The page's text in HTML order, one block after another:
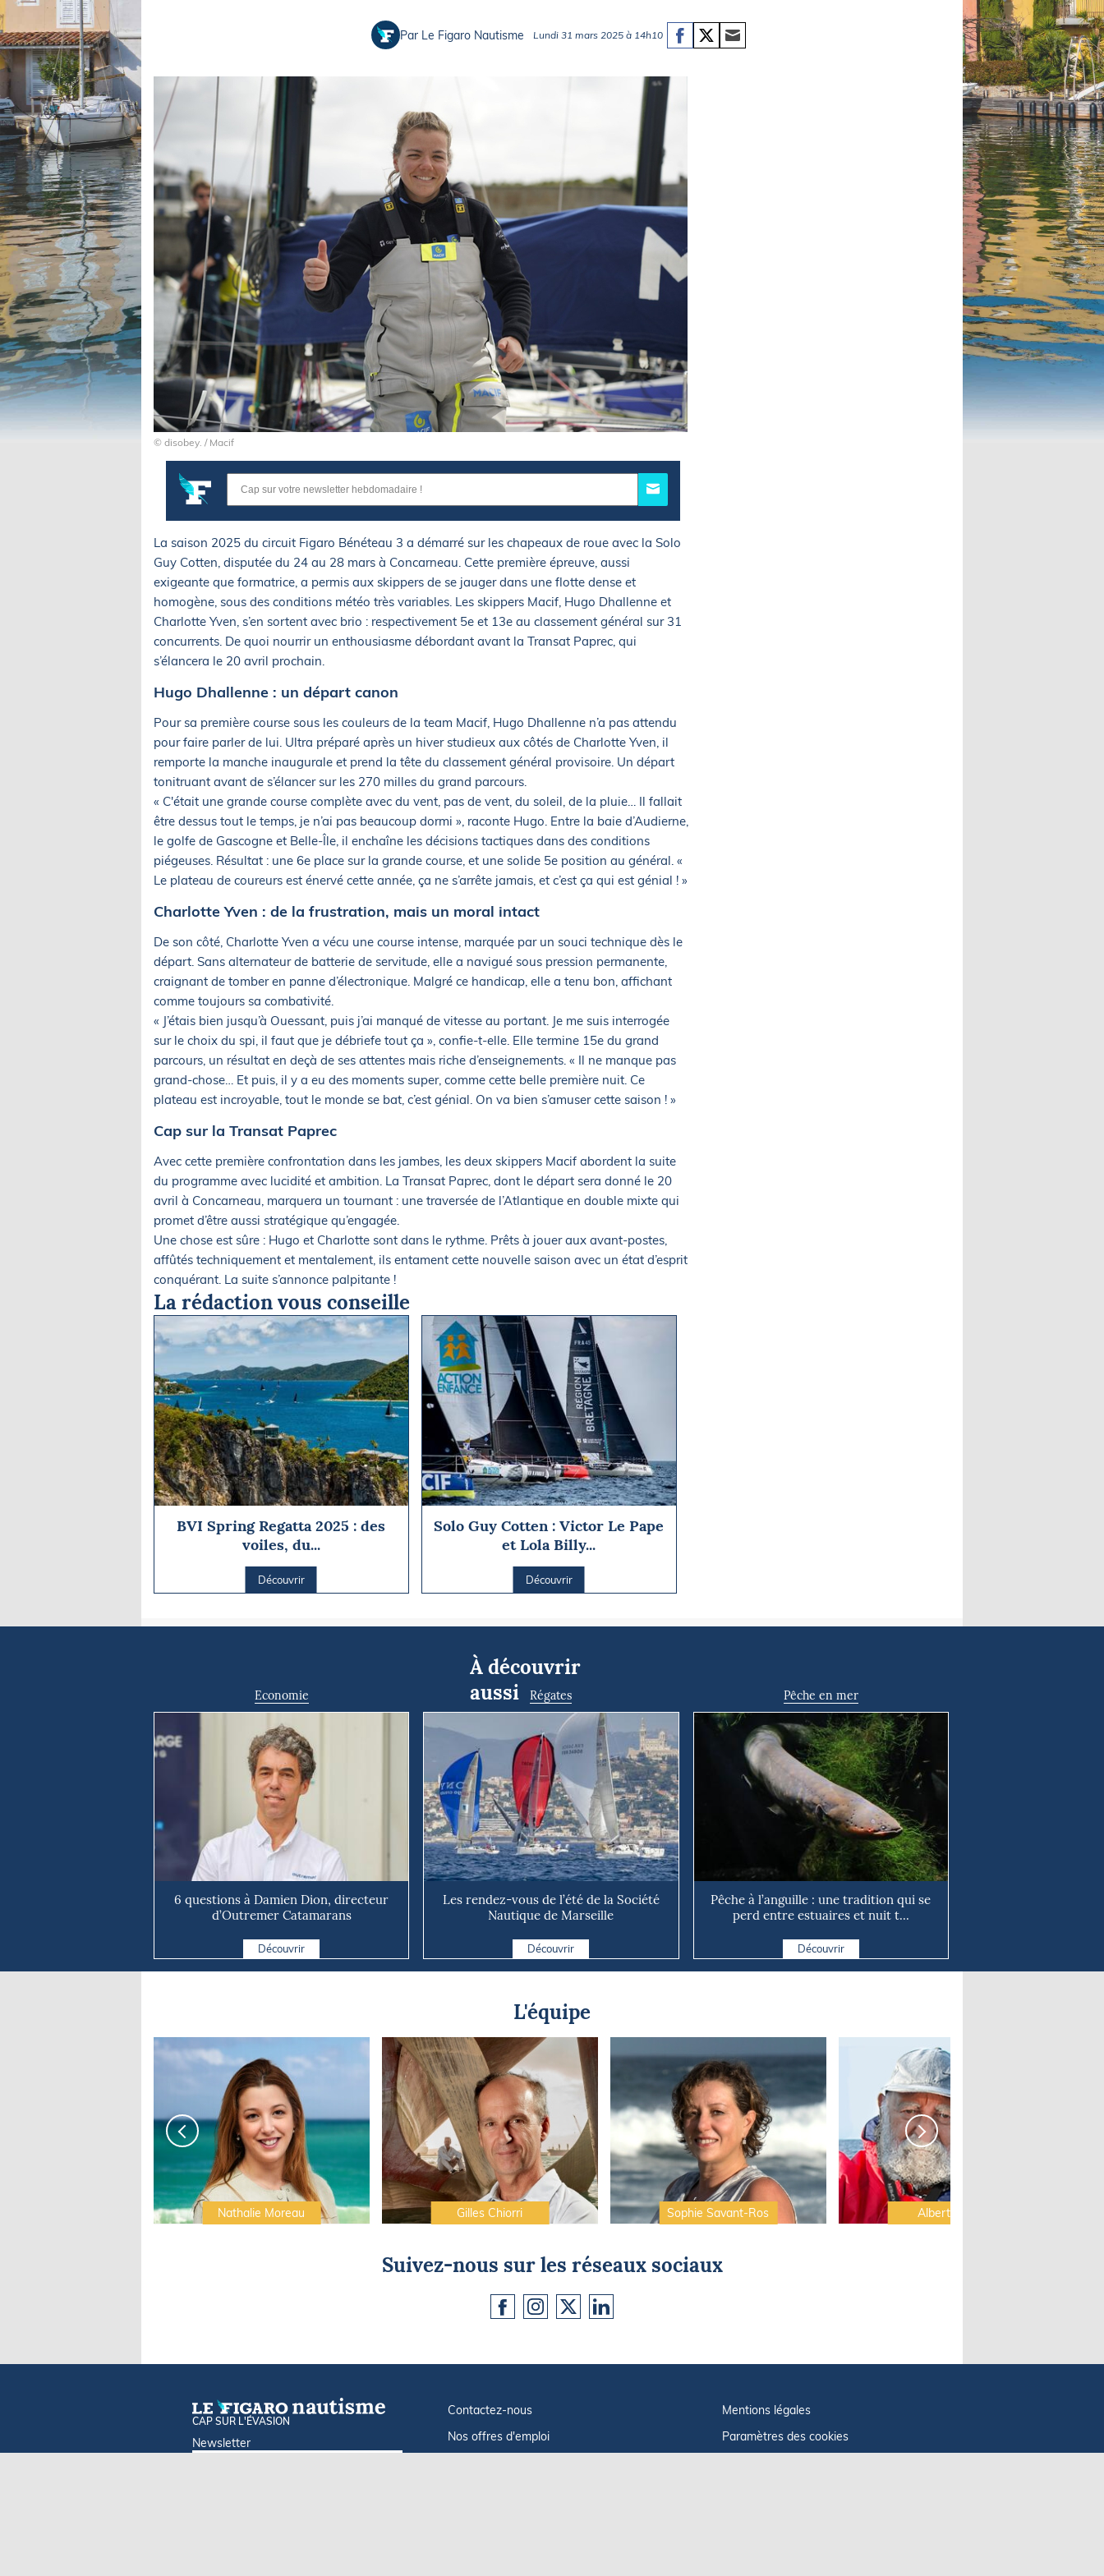
Yachting
LOISIRS
Pêche en mer
Par Le Figaro Nautisme Lundi 31 mars 2025 à 14h10
© disobey. / Macif
La saison 2025 du circuit Figaro Bénéteau 3 a démarré sur les chapeaux de roue avec la Solo
Guy Cotten, disputée du 24 au 28 mars à Concarneau. Cette première épreuve, aussi
exigeante que formatrice, a permis aux skippers de se jauger dans une flotte dense et
homogène, sous des conditions météo très variables. Les skippers Macif, Hugo Dhallenne et
Charlotte Yven, s’en sortent avec brio : respectivement 5e et 13e au classement général sur 31
concurrents. De quoi nourrir un enthousiasme débordant avant la Transat Paprec, qui
s’élancera le 20 avril prochain.
Hugo Dhallenne : un départ canon
Pour sa première course sous les couleurs de la team Macif, Hugo Dhallenne n’a pas attendu
pour faire parler de lui. Ultra préparé après un hiver studieux aux côtés de Charlotte Yven, il
remporte la manche inaugurale et prend la tête du classement général provisoire. Un départ
tonitruant avant de s’élancer sur les 270 milles du grand parcours.
« C'était une grande course complète avec du vent, pas de vent, du soleil, de la pluie… Il fallait
être dessus tout le temps, je n’ai pas beaucoup dormi », raconte Hugo. Entre la baie d’Audierne,
le golfe de Gascogne et Belle-Île, il enchaîne les décisions tactiques dans des conditions
piégeuses. Résultat : une 6e place sur la grande course, et une solide 5e position au général. «
Le plateau de coureurs est énervé cette année, ça ne s’arrête jamais, et c’est ça qui est génial ! »
Charlotte Yven : de la frustration, mais un moral intact
De son côté, Charlotte Yven a vécu une course intense, marquée par un souci technique dès le
départ. Sans alternateur de batterie de servitude, elle a navigué sous pression permanente,
craignant de tomber en panne d’électronique. Malgré ce handicap, elle a tenu bon, affichant
comme toujours sa combativité.
« J’étais bien jusqu’à Ouessant, puis j’ai manqué de vitesse au portant. Je me suis interrogée
sur le choix du spi, il faut que je débriefe tout ça », confie-t-elle. Elle termine 15e du grand
parcours, un résultat en deçà de ses attentes mais riche d’enseignements. « Il ne manque pas
grand-chose… Et puis, il y a eu des moments super, comme cette belle première nuit. Ce
plateau est incroyable, tout le monde se bat, c’est génial. On va bien s’amuser cette saison ! »
Cap sur la Transat Paprec
Avec cette première confrontation dans les jambes, les deux skippers Macif abordent la suite
du programme avec lucidité et ambition. La Transat Paprec, dont le départ sera donné le 20
avril à Concarneau, marquera un tournant : une traversée de l’Atlantique en double mixte qui
promet d’être aussi stratégique qu’engagée.
Une chose est sûre : Hugo et Charlotte sont dans le rythme. Prêts à jouer aux avant-postes,
affûtés techniquement et mentalement, ils entament cette nouvelle saison avec un état d’esprit
conquérant. La suite s’annonce palpitante !
La rédaction vous conseille
BVI Spring Regatta 2025 : des
voiles, du...
Découvrir
Solo Guy Cotten : Victor Le Pape
et Lola Billy...
Découvrir
À découvrir
aussi
Economie
6 questions à Damien Dion, directeur
d’Outremer Catamarans
Découvrir
Régates
Les rendez-vous de l’été de la Société
Nautique de Marseille
Découvrir
Pêche en mer
Pêche à l’anguille : une tradition qui se
perd entre estuaires et nuit t...
Découvrir
L'équipe
Nathalie Moreau Gilles Chiorri Sophie Savant-Ros Albert Brel
Suivez-nous sur les réseaux sociaux
CAP SUR L'ÉVASION
Newsletter
Contactez-nous
Nos offres d'emploi
Mentions légales
Paramètres des cookies